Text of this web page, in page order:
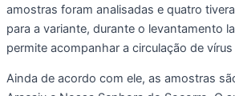
amostras foram analisadas e quatro
para a variante, durante o levantamento
permite acompanhar a circulação de
Ainda de acordo com ele, as amostras